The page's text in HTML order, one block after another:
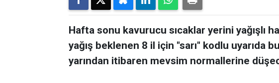
Hafta sonu kavurucu sıcaklar yerini yağışlı
yağış beklenen 8 il için "sarı" kodlu uyarıda
yarından itibaren mevsim normallerine